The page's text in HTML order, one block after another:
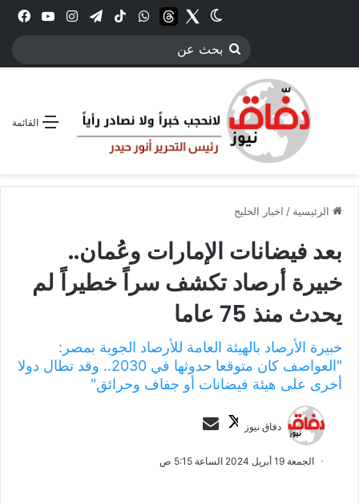
انستقرامتيلقرام‫TikTokواتسابthreadsTwitter
الوضع المظلم
بحث
القائمة
الرئيسية / اخبار الخليج
بعد فيضانات الإمارات وعُمان..
خبيرة أرصاد تكشف سراً خطيراً لم
يحدث منذ 75 عاما
خبيرة الأرصاد بالهيئة العامة للأرصاد الجوية بمصر:
"العواصف كان متوقعا حدوثها في 2030.. وقد تطال دولا
أخرى على هيئة فيضانات أو جفاف وحرائق"
دفاق نيوز
ت
ب
س
الجمعة 19 أبريل 2024 الساعة 5:15 ص